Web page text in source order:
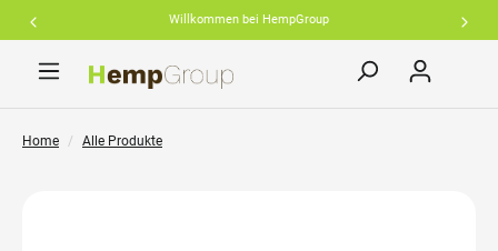
Willkommen bei HempGroup
springen
Home Alle Produkte